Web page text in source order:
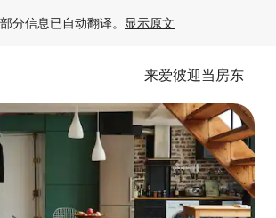
部分信息已自动翻译。 显示原文
来爱彼迎当房东